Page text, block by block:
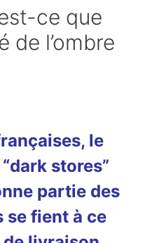
ce que
de l’ombre
le
stores”
partie des
se fient à ce